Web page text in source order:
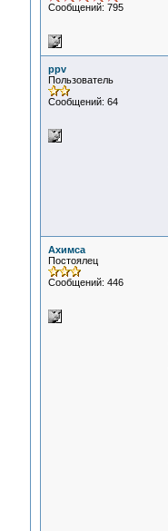
Сообщений: 795
ppv
Пользователь
Сообщений: 64
Ахимса
Постоялец
Сообщений: 446